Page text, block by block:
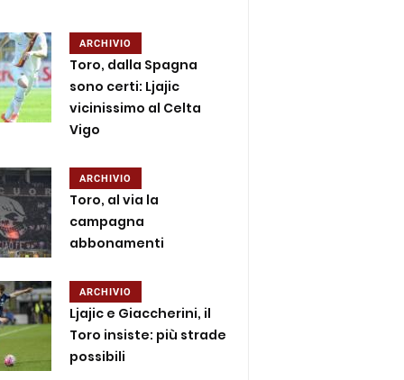
ARCHIVIO
Toro, dalla Spagna
sono certi: Ljajic
vicinissimo al Celta
Vigo
ARCHIVIO
Toro, al via la
campagna
abbonamenti
ARCHIVIO
Ljajic e Giaccherini, il
Toro insiste: più strade
possibili